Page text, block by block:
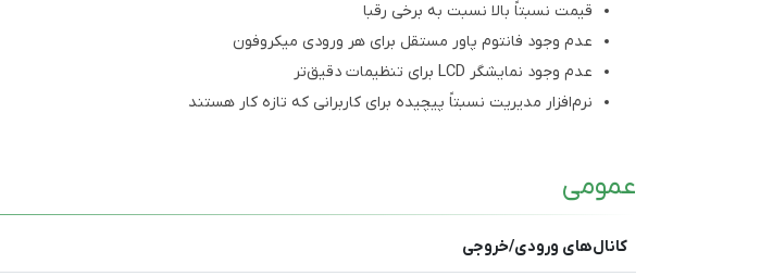
قیمت نسبتاً بالا نسبت به برخی رقبا
عدم وجود فانتوم پاور مستقل برای هر ورودی میکروفون
عدم وجود نمایشگر LCD برای تنظیمات دقیق‌تر
نرم‌افزار مدیریت نسبتاً پیچیده برای کاربرانی که تازه کار هستند
عمومی
کانال‌های ورودی/خروجی